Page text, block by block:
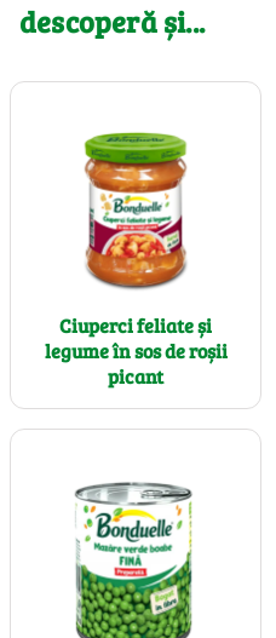
descoperă și...
Ciuperci feliate și
legume în sos de roșii
picant